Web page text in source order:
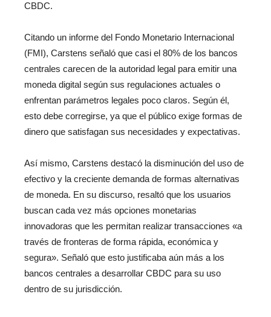
CBDC.
Citando un informe del Fondo Monetario Internacional
(FMI), Carstens señaló que casi el 80% de los bancos
centrales carecen de la autoridad legal para emitir una
moneda digital según sus regulaciones actuales o
enfrentan parámetros legales poco claros. Según él,
esto debe corregirse, ya que el público exige formas de
dinero que satisfagan sus necesidades y expectativas.
Así mismo, Carstens destacó la disminución del uso de
efectivo y la creciente demanda de formas alternativas
de moneda. En su discurso, resaltó que los usuarios
buscan cada vez más opciones monetarias
innovadoras que les permitan realizar transacciones «a
través de fronteras de forma rápida, económica y
segura». Señaló que esto justificaba aún más a los
bancos centrales a desarrollar CBDC para su uso
dentro de su jurisdicción.